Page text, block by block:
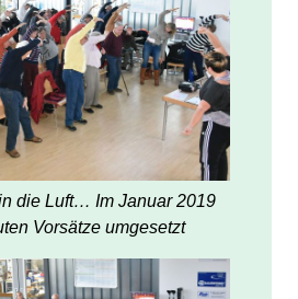
die Luft… Im Januar 2019
Vorsätze umgesetzt